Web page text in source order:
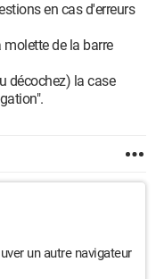
en cas d'erreurs
molette de la barre
décochez) la case
un autre navigateur